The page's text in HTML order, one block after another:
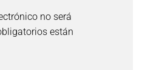
no será
están